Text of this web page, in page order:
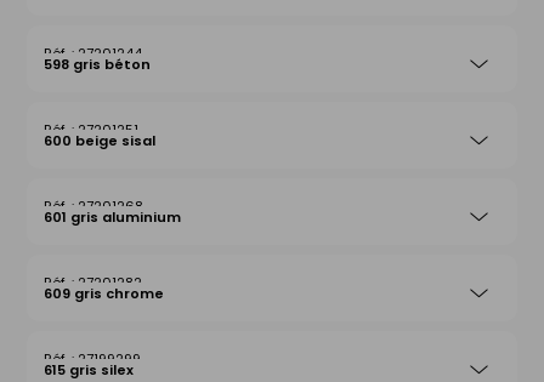
27201244
598 gris béton
27201251
600 beige sisal
27201268
601 gris aluminium
27201282
609 gris chrome
27199299
615 gris silex